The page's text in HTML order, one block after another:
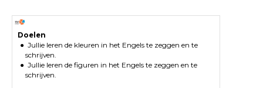
Doelen
Jullie leren de kleuren in het Engels te zeggen en te
schrijven.
Jullie leren de figuren in het Engels te zeggen en te
schrijven.